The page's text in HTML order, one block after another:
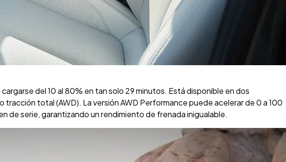
del 10 al 80% en tan solo 29 minutos. Está disponible en dos
total (AWD). La versión AWD Performance puede acelerar de 0 a 100
de serie, garantizando un rendimiento de frenada inigualable.